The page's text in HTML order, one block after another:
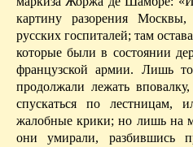
картину разорения
русских госпиталей; там
которые были в состоянии
французской армии. Лишь
продолжали лежать
спускаться по лестницам,
жалобные крики; но лишь на
они умирали, разбившись